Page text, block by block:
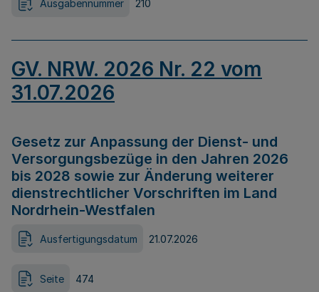
Ausgabennummer 210
GV. NRW. 2026 Nr. 22 vom
31.07.2026
Gesetz zur Anpassung der Dienst- und
Versorgungsbezüge in den Jahren 2026
bis 2028 sowie zur Änderung weiterer
dienstrechtlicher Vorschriften im Land
Nordrhein-Westfalen
Ausfertigungsdatum 21.07.2026
Seite 474